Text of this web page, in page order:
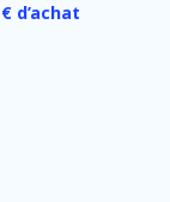
d’achat